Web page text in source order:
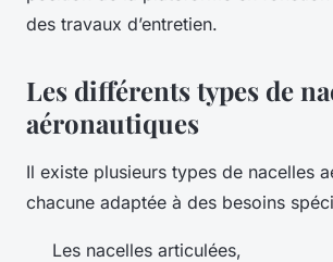
des travaux d’entretien.
Les différents types de
aéronautiques
Il existe plusieurs types de nacelles
chacune adaptée à des besoins
Les nacelles articulées,